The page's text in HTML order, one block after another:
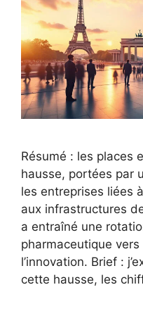
Résumé : les places
hausse, portées par
les entreprises liées
aux infrastructures
a entraîné une
pharmaceutique
l’innovation. Brief :
cette hausse, les